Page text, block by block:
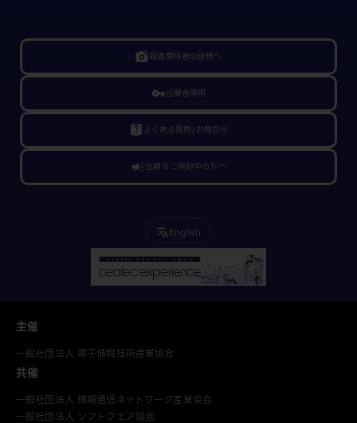
linked_camera報道関係者の皆様へ
vpn_key出展者専用
live_help よくある質問/お問合せ
campaign出展をご検討中の方へ
translateEnglish
主催
一般社団法人 電子情報技術産業協会
共催
一般社団法人 情報通信ネットワーク産業協会
一般社団法人 ソフトウェア協会